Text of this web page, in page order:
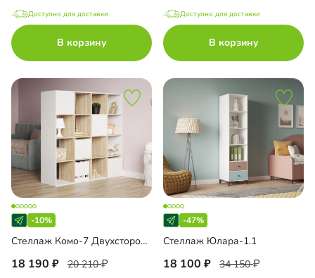
Доступно для доставки
В корзину
Доступно для доставки
В корзину
-10%
Стеллаж Комо-7 Двухсторонний
18 190 20 210
-47%
Стеллаж Юлара-1.1
18 100 34 150